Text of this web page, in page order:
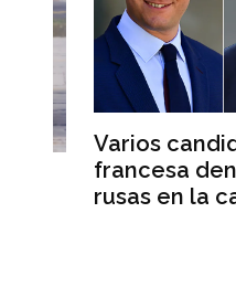
Varios
francesa
rusas en la